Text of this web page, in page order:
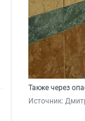
Также через
Источник: